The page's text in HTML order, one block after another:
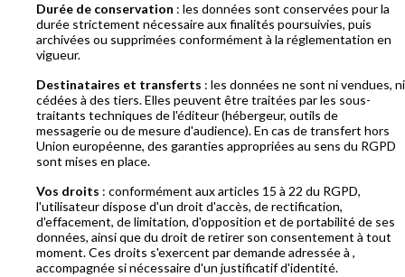
Durée de conservation : les données sont conservées pour la
durée strictement nécessaire aux finalités poursuivies, puis
archivées ou supprimées conformément à la réglementation en
vigueur.
Destinataires et transferts : les données ne sont ni vendues, ni
cédées à des tiers. Elles peuvent être traitées par les sous-
traitants techniques de l'éditeur (hébergeur, outils de
messagerie ou de mesure d'audience). En cas de transfert hors
Union européenne, des garanties appropriées au sens du RGPD
sont mises en place.
Vos droits : conformément aux articles 15 à 22 du RGPD,
l'utilisateur dispose d'un droit d'accès, de rectification,
d'effacement, de limitation, d'opposition et de portabilité de ses
données, ainsi que du droit de retirer son consentement à tout
moment. Ces droits s'exercent par demande adressée à ,
accompagnée si nécessaire d'un justificatif d'identité.